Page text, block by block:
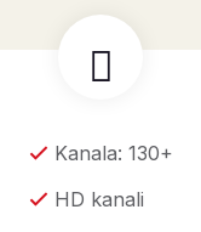
Kanala: 130+
HD kanali